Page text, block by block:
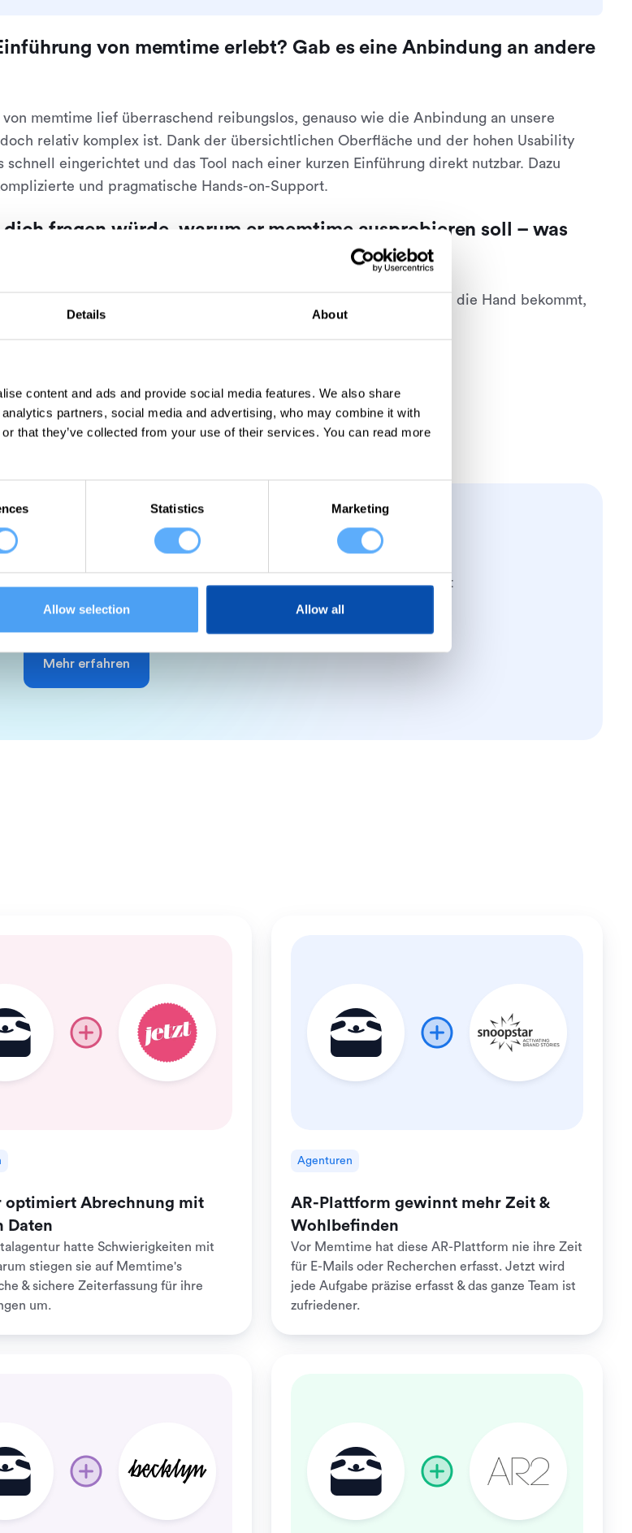
Details About
content and ads and provide social media features. We also share
partners, social media and advertising, who may combine it with
that they’ve collected from your use of their services. You can read more
Statistics Marketing
Allow selection Allow all
von memtime erlebt? Gab es eine Anbindung an andere
memtime lief überraschend reibungslos, genauso wie die Anbindung an unsere
relativ komplex ist. Dank der übersichtlichen Oberfläche und der hohen Usability
schnell eingerichtet und das Tool nach einer kurzen Einführung direkt nutzbar. Dazu
und pragmatische Hands-on-Support.
dich fragen würde, warum er memtime ausprobieren soll – was
dass er mit memtime ein intuitives Time-Tracking-Tool an die Hand bekommt,
und mir wertvolle Zeit und Nerven spart.
du dran. Los geht's!
das perfekt auf die Anforderungen deiner Agentur abgestimmt ist
Mehr erfahren
optimiert Abrechnung mit
Daten
hatte Schwierigkeiten mit
stiegen sie auf Memtime's
& sichere Zeiterfassung für ihre
um.
Agenturen
AR-Plattform gewinnt mehr Zeit &
Wohlbefinden
Vor Memtime hat diese AR-Plattform nie ihre Zeit
für E-Mails oder Recherchen erfasst. Jetzt wird
jede Aufgabe präzise erfasst & das ganze Team ist
zufriedener.